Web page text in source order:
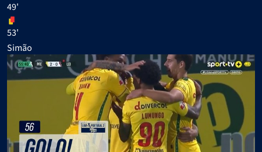
49'
53'
Simão